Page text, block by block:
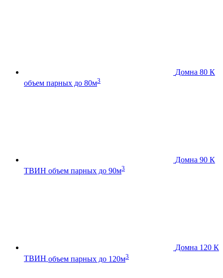
Домна 80 К
объем парных до 80м3
Домна 90 К
ТВИН объем парных до 90м3
Домна 120 К
ТВИН объем парных до 120м3